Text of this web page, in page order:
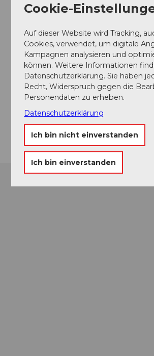
Veranstaltung
Veranstaltungsort
Kloster Einsiedeln
Ilgenweidstrasse
8840Einsiedeln
Anreise
Cookie-
Auf dieser Website wird Tracking,
Cookies, verwendet, um digitale
Kampagnen analysieren und
können. Weitere Informationen
Datenschutzerklärung. Sie haben
Recht, Widerspruch gegen die
Personendaten zu erheben.
Datenschutzerklärung
Ich bin nicht einverstanden
Ich bin einverstanden